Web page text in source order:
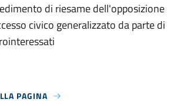
di riesame dell'opposizione
civico generalizzato da parte di
PAGINA